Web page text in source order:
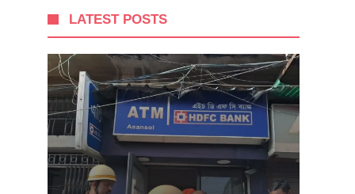
LATEST POSTS